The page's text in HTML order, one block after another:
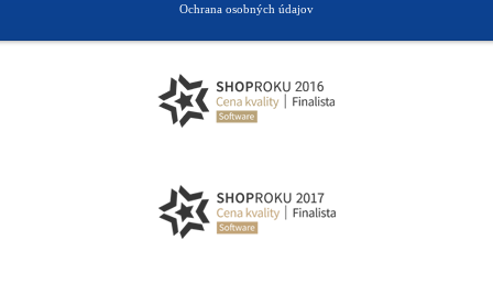
Ochrana osobných údajov